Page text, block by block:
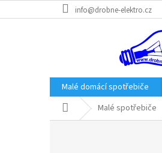
na
info@drobne-elektro.cz
Malé domácí spotřebiče
Domů Malé spotřebiče